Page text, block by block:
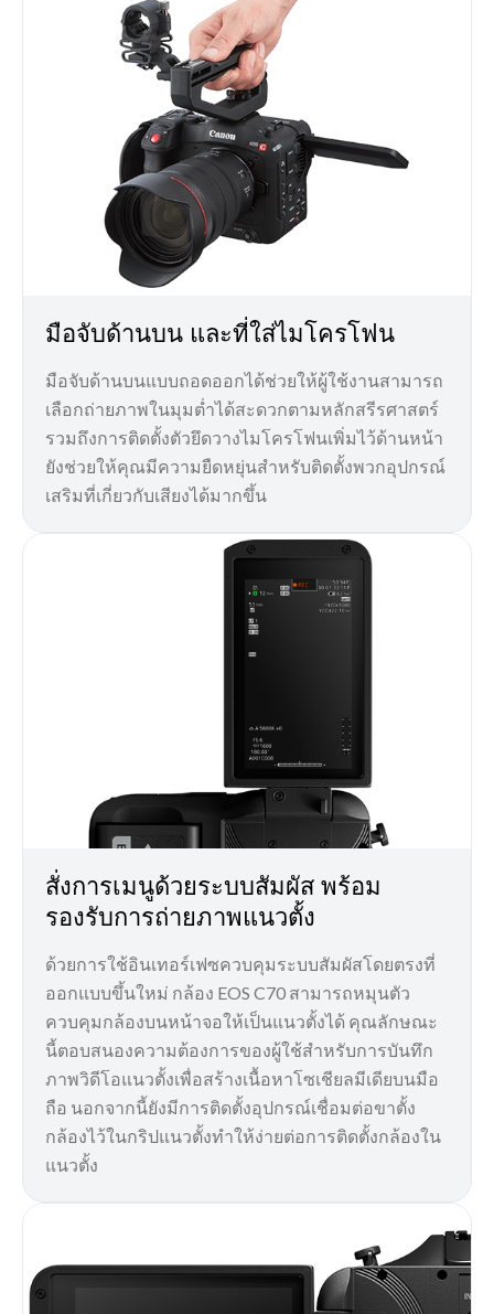
มือจับด้านบน และที่ใส่ไมโครโฟน
มือจับด้านบนแบบถอดออกได้ช่วยให้ผู้ใช้งานสามารถ
เลือกถ่ายภาพในมุมต่ำได้สะดวกตามหลักสรีรศาสตร์
รวมถึงการติดตั้งตัวยึดวางไมโครโฟนเพิ่มไว้ด้านหน้า
ยังช่วยให้คุณมีความยืดหยุ่นสำหรับติดตั้งพวกอุปกรณ์
เสริมที่เกี่ยวกับเสียงได้มากขึ้น
สั่งการเมนูด้วยระบบสัมผัส พร้อม
รองรับการถ่ายภาพแนวตั้ง
ด้วยการใช้อินเทอร์เฟซควบคุมระบบสัมผัสโดยตรงที่
ออกแบบขึ้นใหม่ กล้อง EOS C70 สามารถหมุนตัว
ควบคุมกล้องบนหน้าจอให้เป็นแนวตั้งได้ คุณลักษณะ
นี้ตอบสนองความต้องการของผู้ใช้สำหรับการบันทึก
ภาพวิดีโอแนวตั้งเพื่อสร้างเนื้อหาโซเชียลมีเดียบนมือ
ถือ นอกจากนี้ยังมีการติดตั้งอุปกรณ์เชื่อมต่อขาตั้ง
กล้องไว้ในกริปแนวตั้งทำให้ง่ายต่อการติดตั้งกล้องใน
แนวตั้ง